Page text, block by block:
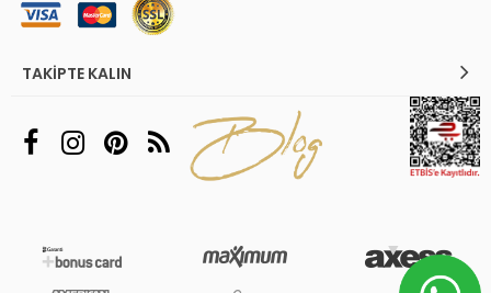
TAKIPTE KALIN